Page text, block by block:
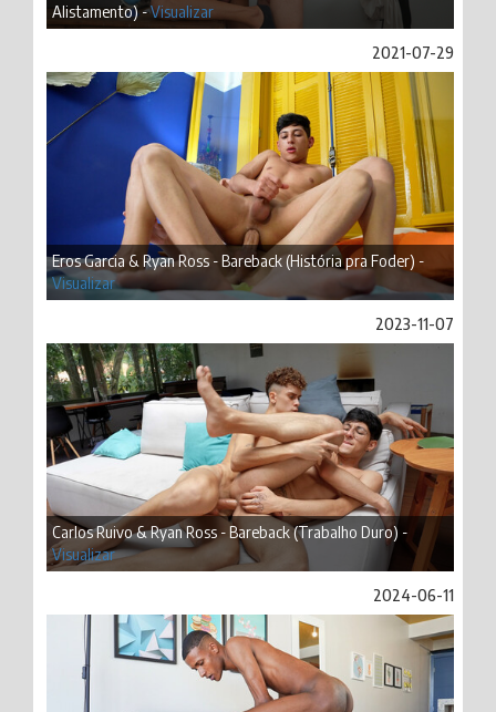
Alistamento) -Visualizar
2021-07-29
Eros Garcia & Ryan Ross - Bareback (História pra Foder) -
Visualizar
2023-11-07
Carlos Ruivo & Ryan Ross - Bareback (Trabalho Duro) -
Visualizar
2024-06-11